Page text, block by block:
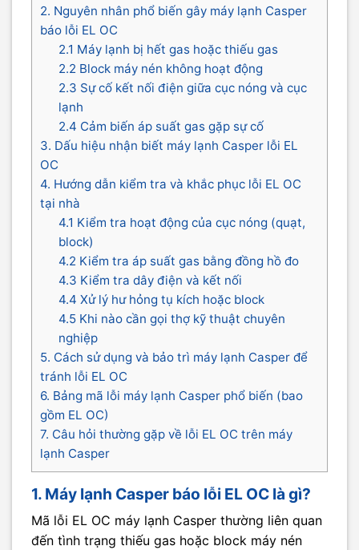
2. Nguyên nhân phổ biến gây máy lạnh Casper
báo lỗi EL OC
2.1 Máy lạnh bị hết gas hoặc thiếu gas
2.2 Block máy nén không hoạt động
2.3 Sự cố kết nối điện giữa cục nóng và cục
lạnh
2.4 Cảm biến áp suất gas gặp sự cố
3. Dấu hiệu nhận biết máy lạnh Casper lỗi EL
OC
4. Hướng dẫn kiểm tra và khắc phục lỗi EL OC
tại nhà
4.1 Kiểm tra hoạt động của cục nóng (quạt,
block)
4.2 Kiểm tra áp suất gas bằng đồng hồ đo
4.3 Kiểm tra dây điện và kết nối
4.4 Xử lý hư hỏng tụ kích hoặc block
4.5 Khi nào cần gọi thợ kỹ thuật chuyên
nghiệp
5. Cách sử dụng và bảo trì máy lạnh Casper để
tránh lỗi EL OC
6. Bảng mã lỗi máy lạnh Casper phổ biến (bao
gồm EL OC)
7. Câu hỏi thường gặp về lỗi EL OC trên máy
lạnh Casper
1. Máy lạnh Casper báo lỗi EL OC là gì?
Mã lỗi EL OC máy lạnh Casper thường liên quan
đến tình trạng thiếu gas hoặc block máy nén